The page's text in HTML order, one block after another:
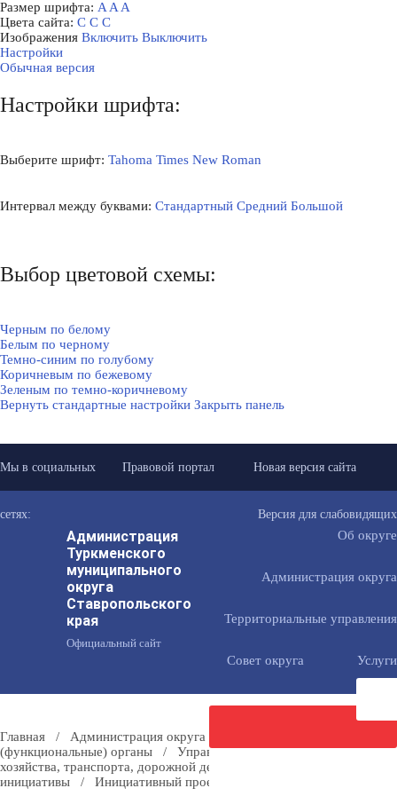
Размер шрифта: A A A
Цвета сайта: С С С
Изображения Включить Выключить
Настройки
Обычная версия
Настройки шрифта:
Выберите шрифт: Tahoma Times New Roman
Интервал между буквами: Стандартный Средний Большой
Выбор цветовой схемы:
Черным по белому
Белым по черному
Темно-синим по голубому
Коричневым по бежевому
Зеленым по темно-коричневому
Вернуть стандартные настройки Закрыть панель
Мы в социальных
сетях:
Правовой портал Новая версия сайта
Версия для слабовидящих
Администрация
Туркменского
муниципального
округа
Ставропольского
края
Официальный сайт
Об округе
Администрация округа
Территориальные управления
Совет округа Услуги
Главная / Администрация округа
(функциональные) органы
/
Управление муниципального
хозяйства, транспорта, дорожной деятельности
инициативы
/ Инициативный проект